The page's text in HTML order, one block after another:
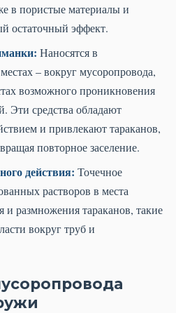
в пористые материалы и
остаточный эффект.
Наносятся в
– вокруг мусоропровода,
возможного проникновения
Эти средства обладают
и привлекают тараканов,
повторное заселение.
действия: Точечное
растворов в места
и размножения тараканов, такие
вокруг труб и